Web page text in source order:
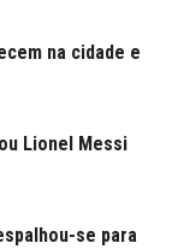
na cidade e
Lionel Messi
se para